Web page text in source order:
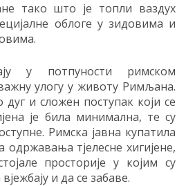
тако што је топли ваздух
облоге у зидовима и
у потпуности римском
улогу у животу Римљана.
и сложен поступак који се
је била минимална, те су
Римска јавна купатила
одржавања тјелесне хигијене,
просторије у којим су
и да се забаве.